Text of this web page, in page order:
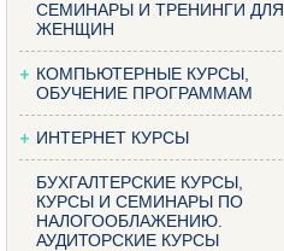
СЕМИНАРЫ И ТРЕНИНГИ ДЛЯ
ЖЕНЩИН
КОМПЬЮТЕРНЫЕ КУРСЫ,
ОБУЧЕНИЕ ПРОГРАММАМ
ИНТЕРНЕТ КУРСЫ
БУХГАЛТЕРСКИЕ КУРСЫ,
КУРСЫ И СЕМИНАРЫ ПО
НАЛОГООБЛАЖЕНИЮ.
АУДИТОРСКИЕ КУРСЫ